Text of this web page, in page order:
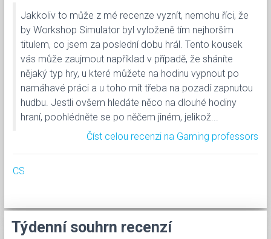
Jakkoliv to může z mé recenze vyznít, nemohu říci, že
by Workshop Simulator byl vyloženě tím nejhorším
titulem, co jsem za poslední dobu hrál. Tento kousek
vás může zaujmout například v případě, že sháníte
nějaký typ hry, u které můžete na hodinu vypnout po
namáhavé práci a u toho mít třeba na pozadí zapnutou
hudbu. Jestli ovšem hledáte něco na dlouhé hodiny
hraní, poohlédněte se po něčem jiném, jelikož...
Číst celou recenzi na Gaming professors
CS
Týdenní souhrn recenzí